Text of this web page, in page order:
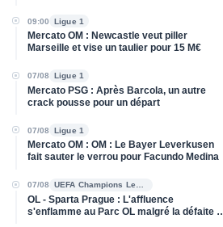
09:00 Ligue 1
Mercato OM : Newcastle veut piller
Marseille et vise un taulier pour 15 M€
07/08 Ligue 1
Mercato PSG : Après Barcola, un autre
crack pousse pour un départ
07/08 Ligue 1
Mercato OM : OM : Le Bayer Leverkusen
fait sauter le verrou pour Facundo Medina
07/08 UEFA Champions League
OL - Sparta Prague : L'affluence
s'enflamme au Parc OL malgré la défaite à